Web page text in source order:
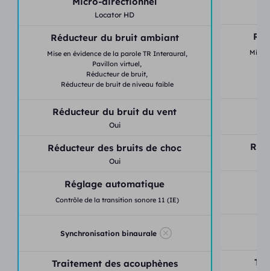
Locator HD
Réducteur du bruit ambiant
Mise en évidence de la parole TR Interaural,
Pavillon virtuel,
Réducteur de bruit,
Réducteur de bruit de niveau faible
Réducteur du bruit du vent
Oui
Réducteur des bruits de choc
Oui
Réglage automatique
Contrôle de la transition sonore 11 (IE)
Synchronisation binaurale
Traitement des acouphènes
Mise